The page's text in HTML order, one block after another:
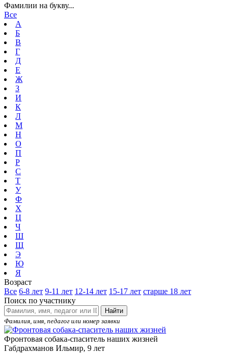
Фамилии на букву...
Все
А
Б
В
Г
Д
Е
Ж
З
И
К
Л
М
Н
О
П
Р
С
Т
У
Ф
Х
Ц
Ч
Ш
Щ
Э
Ю
Я
Возраст
Все 6-8 лет 9-11 лет 12-14 лет 15-17 лет старше 18 лет
Поиск по участнику
Найти
Фамилия, имя, педагог или номер заявки
Фронтовая собака-спаситель наших жизней
Габдрахманов Ильмир, 9 лет